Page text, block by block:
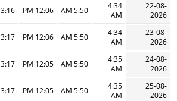
22-08-
2026
4:34
AM
5:50 AM
12:06 PM
3:16 PM
23-08-
2026
4:34
AM
5:50 AM
12:06 PM
3:17 PM
24-08-
2026
4:35
AM
5:50 AM
12:05 PM
3:17 PM
25-08-
2026
4:35
AM
5:50 AM
12:05 PM
3:17 PM